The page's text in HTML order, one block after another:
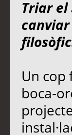
Triar el
Un cop
boca-